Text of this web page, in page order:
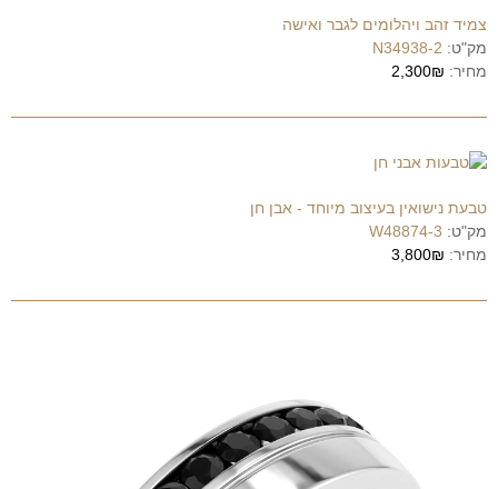
צמיד זהב ויהלומים לגבר ואישה
מק"ט: N34938-2
מחיר: 2,300₪
טבעת נישואין בעיצוב מיוחד - אבן חן
מק"ט: W48874-3
מחיר: 3,800₪